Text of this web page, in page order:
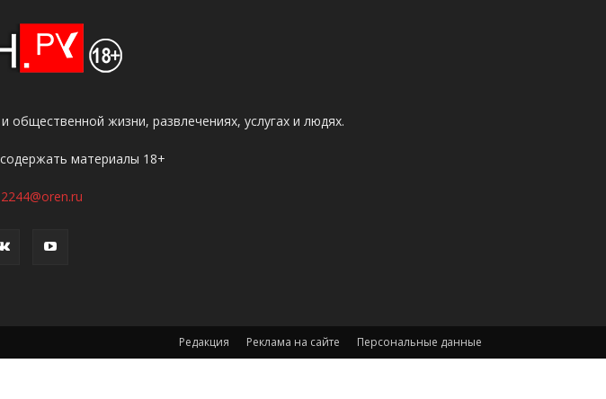
жизни, развлечениях, услугах и людях.
материалы 18+
2244@oren.ru
Редакция Реклама на сайте Персональные данные